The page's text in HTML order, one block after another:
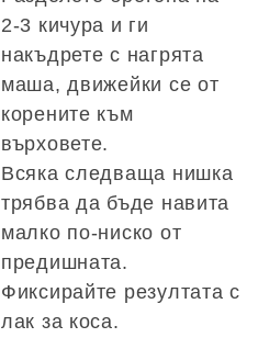
2-3 кичура и ги
накъдрете с нагрята
маша, движейки се от
корените към
върховете.
Всяка следваща нишка
трябва да бъде навита
малко по-ниско от
предишната.
Фиксирайте резултата с
лак за коса.